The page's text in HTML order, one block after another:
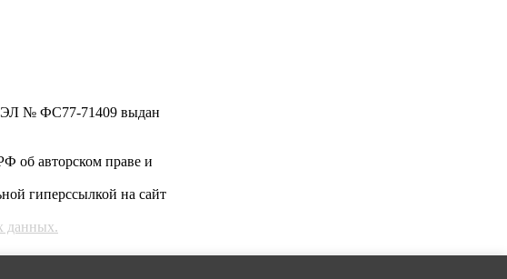
ЭЛ № ФС77-71409 выдан
об авторском праве и
гиперссылкой на сайт
данных.